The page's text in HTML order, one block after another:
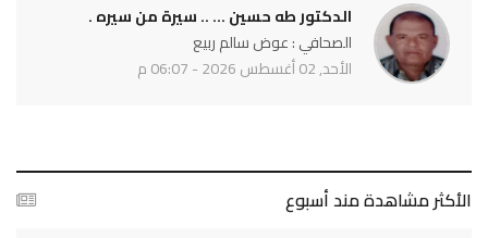
الدكتور طه حسين ... .. سيرة من سيره .
الصحافي : عوض سالم ربيع
الأحد, 02 أغسطس 2026 - 06:07 م
الأكثر مشاهدة مند أسبوع